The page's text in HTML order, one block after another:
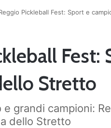
Pickleball Fest: Sport e
Stretto
grandi campioni:
dello Stretto